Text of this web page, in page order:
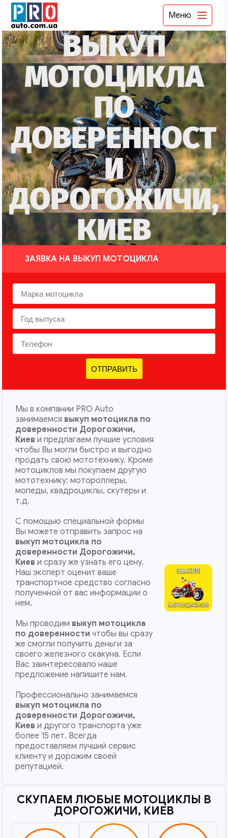
Меню
ВЫКУП
МОТОЦИКЛА
ПО
ДОВЕРЕННОСТ
И
ДОРОГОЖИЧИ,
КИЕВ
ЗАЯВКА НА ВЫКУП МОТОЦИКЛА
ОТПРАВИТЬ
Мы в компании PRO Auto
занимаемся выкуп мотоцикла по
доверенности Дорогожичи,
Киев и предлагаем лучшие условия
чтобы Вы могли быстро и выгодно
продать свою мототехнику. Кроме
мотоциклов мы покупаем другую
мототехнику: мотороллеры,
мопеды, квадроциклы, скутеры и
т.д.
С помощью специальной формы
Вы можете отправить запрос на
выкуп мотоцикла по
доверенности Дорогожичи,
Киев и сразу же узнать его цену.
Наш эксперт оценит ваше
транспортное средство согласно
полученной от вас информации о
нем.
Мы проводим выкуп мотоцикла
по доверенности чтобы вы сразу
же смогли получить деньги за
своего железного скакуна. Если
Вас заинтересовало наше
предложение напишите нам.
Профессионально занимаемся
выкуп мотоцикла по
доверенности Дорогожичи,
Киеви другого транспорта уже
более 15 лет. Всегда
предоставляем лучший сервис
клиенту и дорожим своей
репутацией.
СКУПАЕМ ЛЮБЫЕ МОТОЦИКЛЫ В
ДОРОГОЖИЧИ, КИЕВ​